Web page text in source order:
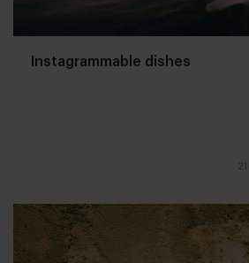
Instagrammable dishes